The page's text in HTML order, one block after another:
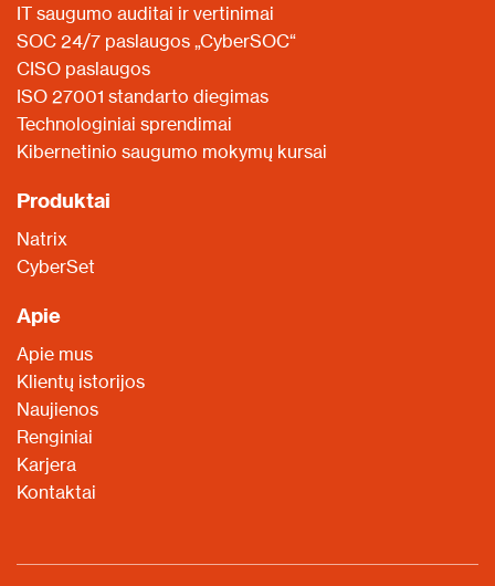
IT saugumo auditai ir vertinimai
SOC 24/7 paslaugos „CyberSOC“
CISO paslaugos
ISO 27001 standarto diegimas
Technologiniai sprendimai
Kibernetinio saugumo mokymų kursai
Produktai
Natrix
CyberSet
Apie
Apie mus
Klientų istorijos
Naujienos
Renginiai
Karjera
Kontaktai